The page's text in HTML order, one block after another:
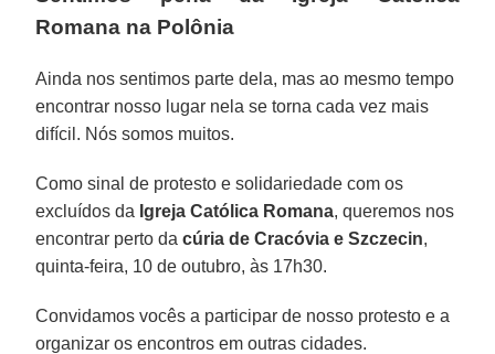
Romana na Polônia
Ainda nos sentimos parte dela, mas ao mesmo tempo
encontrar nosso lugar nela se torna cada vez mais
difícil. Nós somos muitos.
Como sinal de protesto e solidariedade com os
excluídos da Igreja Católica Romana, queremos nos
encontrar perto dacúria de Cracóvia e Szczecin,
quinta-feira, 10 de outubro, às 17h30.
Convidamos vocês a participar de nosso protesto e a
organizar os encontros em outras cidades.